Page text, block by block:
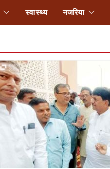
स्वास्थ्य नजरिया